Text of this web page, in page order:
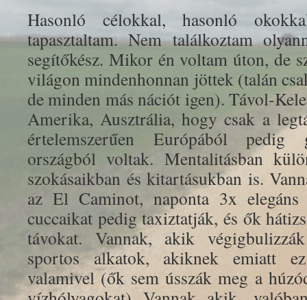
Hasonló célokkal, hasonló
tapasztaltam. Nem találkoztam
segítőkész. Mikor én voltam úton, de
világon mindenhonnan jöttek (talán
de minden más nációt igen). Távol-
Amerika, Ausztrália, hogy csak a
értelemszerűen Európából pedig
országból voltak. Mentalitásban
szokásaikban és kitartásukban is.
az El Caminot, naponta 3x elegáns
cuccaikat pedig taxiztatják, és ők
távokat. Vannak, akik
sportos alkatok, akiknek emiatt
valamivel (ők sem ússzák meg a